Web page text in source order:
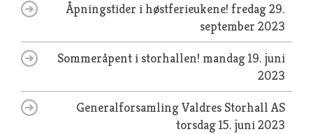
Åpningstider i høstferieukene! fredag 29.
september 2023
Sommeråpent i storhallen! mandag 19. juni
2023
Generalforsamling Valdres Storhall AS
torsdag 15. juni 2023